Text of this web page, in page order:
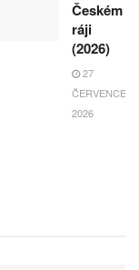
Českém
ráji
(2026)
27
ČERVENCE,
2026